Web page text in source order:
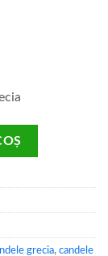
grecia, candele